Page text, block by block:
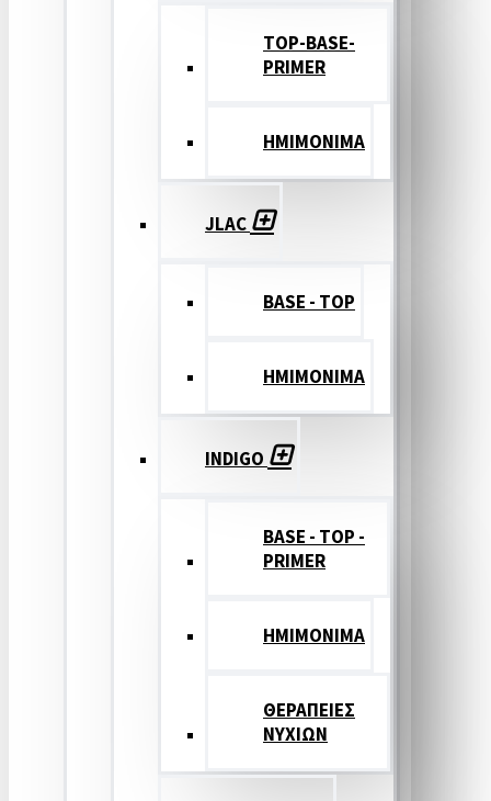
TOP-BASE-
PRIMER
ΗΜΙΜΟΝΙΜΑ
JLAC
BASE - TOP
ΗΜΙΜΟΝΙΜΑ
INDIGO
BASE - TOP -
PRIMER
HMIMONIMA
ΘΕΡΑΠΕΙΕΣ
ΝΥΧΙΩΝ